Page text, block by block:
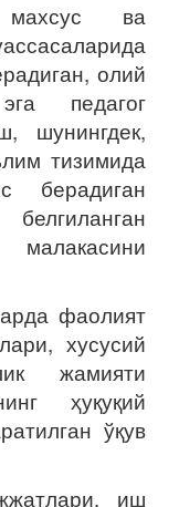
ва
олий
педагог
шунингдек,
тизимида
берадиган
фаолият
хусусий
жамияти
ҳуқуқий
ўқув
иш